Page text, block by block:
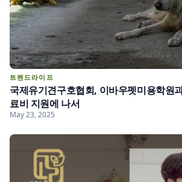
트렌드라이프
국제유기견구호협회, 이바우펫미용학원
료비 지원에 나서
May 23, 2025